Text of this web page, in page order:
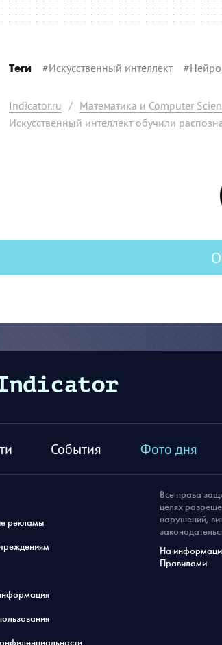
Теги #Искусственный интеллект#
Indicator.ru / Математика и Computer
Искусственный интеллект обучили
События Фото дня
рекламы
Все права
целях
нарушений,
На
Правилами